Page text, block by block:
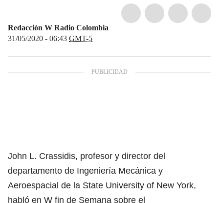
Redacción W Radio Colombia
31/05/2020 - 06:43 GMT-5
John L. Crassidis, profesor y director del
departamento de Ingeniería Mecánica y
Aeroespacial de la State University of New York,
habló en W fin de Semana sobre el